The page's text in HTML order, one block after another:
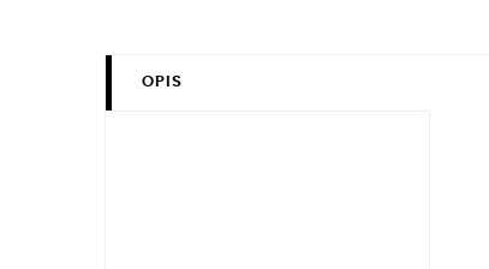
OPIS